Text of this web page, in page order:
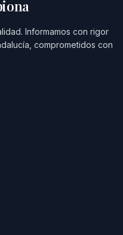
Informamos con rigor
comprometidos con